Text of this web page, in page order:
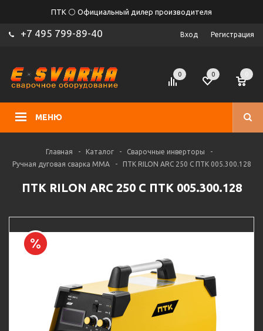
ПТК ⚪ Официальный дилер производителя
+7 495 799-89-40 Вход Регистрация
МЕНЮ
0 0
Главная - Каталог - Сварочные инверторы
-
Ручная дуговая сварка MMA
- ПТК RILON ARC 250 C ПТК 005.300.128
ПТК RILON ARC 250 C ПТК 005.300.128